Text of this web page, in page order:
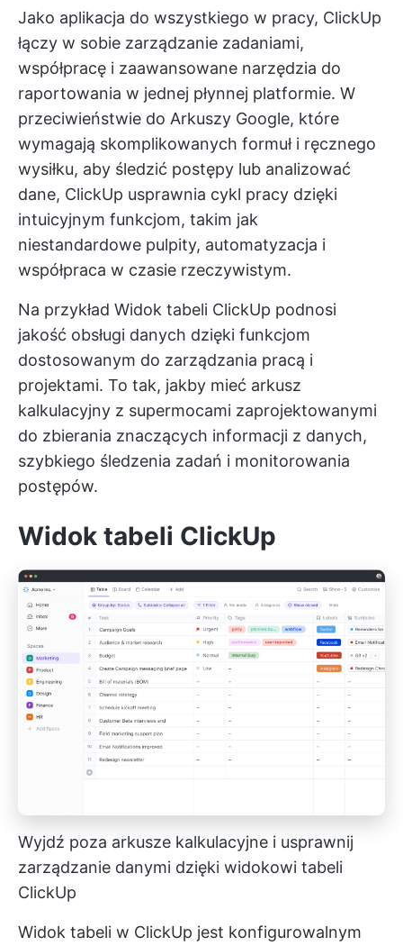
Jako aplikacja do wszystkiego w pracy, ClickUp
łączy w sobie zarządzanie zadaniami,
współpracę i zaawansowane narzędzia do
raportowania w jednej płynnej platformie. W
przeciwieństwie do Arkuszy Google, które
wymagają skomplikowanych formuł i ręcznego
wysiłku, aby śledzić postępy lub analizować
dane, ClickUp usprawnia cykl pracy dzięki
intuicyjnym funkcjom, takim jak
niestandardowe pulpity, automatyzacja i
współpraca w czasie rzeczywistym.
Na przykład Widok tabeli ClickUp podnosi
jakość obsługi danych dzięki funkcjom
dostosowanym do zarządzania pracą i
projektami. To tak, jakby mieć arkusz
kalkulacyjny z supermocami zaprojektowanymi
do zbierania znaczących informacji z danych,
szybkiego śledzenia zadań i monitorowania
postępów.
Widok tabeli ClickUp
Wyjdź poza arkusze kalkulacyjne i usprawnij
zarządzanie danymi dzięki widokowi tabeli
ClickUp
Widok tabeli w ClickUp jest konfigurowalnym